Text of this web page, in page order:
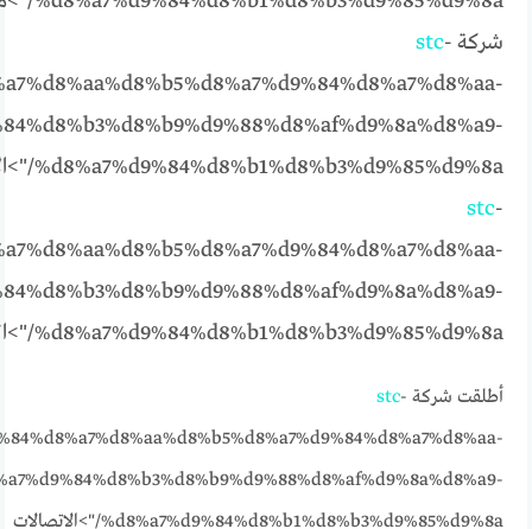
شركة stc-
%d8%a7%d9%84%d8%b1%d8%b3%d9%85%d9%8a/">الاتصالات
stc-
%d8%a7%d9%84%d8%b1%d8%b3%d9%85%d9%8a/">السعودية
أطلقت شركة stc-
%d8%a7%d9%84%d8%b1%d8%b3%d9%85%d9%8a/">الاتصالات